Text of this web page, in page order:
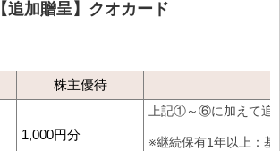
【追加贈呈】クオカード
株主優待
1,000円分
上記①～⑥に加えて追
※継続保有1年以上：